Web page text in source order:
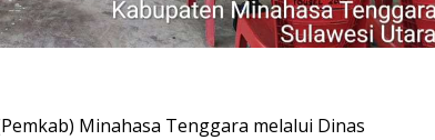
Minahasa Tenggara melalui Dinas